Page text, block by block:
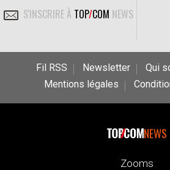
S'INSCRIRE À TOP/COM NEWS
Fil RSS Newsletter
Qui
Mentions légales
NEWS
Zooms